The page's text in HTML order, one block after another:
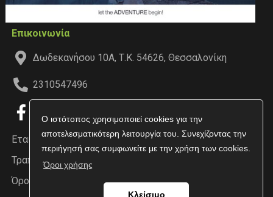
Ο ιστότοπος χρησιμοποιεί cookies για την
αποτελεσματικότερη λειτουργία του. Συνεχίζοντας την
περιήγησή σας συμφωνείτε με την χρήση των cookies.
Όροι χρήσης
Κλείσιμο
Επικοινωνία
Δωδεκανήσου 10Α, Τ.Κ. 54626, Θεσσαλονίκη
2310547496
Εταιρεία
Τραπεζικοί Λογαριασμοί
Όροι χρήσης